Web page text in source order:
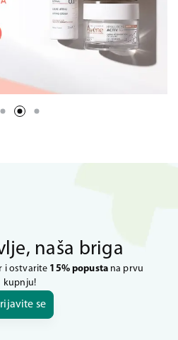
naša briga
i ostvarite 15% popustana prvu
kupnju!
se